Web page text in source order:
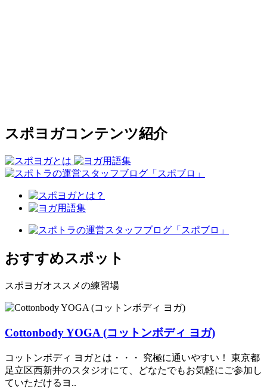
スポヨガコンテンツ紹介
おすすめスポット
スポヨガオススメの練習場
Cottonbody YOGA (コットンボディ ヨガ)
コットンボディ ヨガとは・・・ 究極に通いやすい！ 東京都
足立区西新井のスタジオにて、どなたでもお気軽にご参加し
ていただけるヨ..